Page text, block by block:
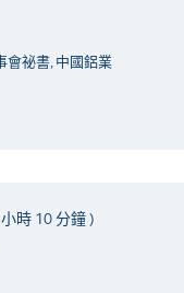
會祕書, 中國鋁業
時 10 分鐘 )